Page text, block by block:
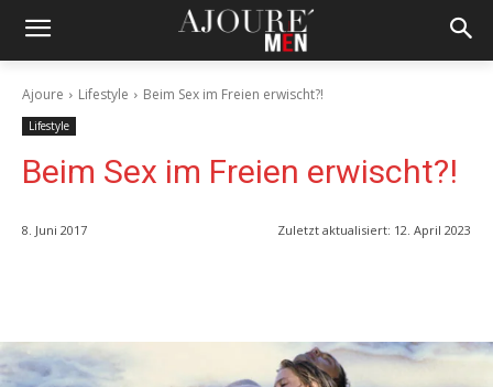
Ajoure Lifestyle Beim Sex im Freien erwischt?!
Lifestyle
Beim Sex im Freien erwischt?!
8. Juni 2017 Zuletzt aktualisiert: 12. April 2023